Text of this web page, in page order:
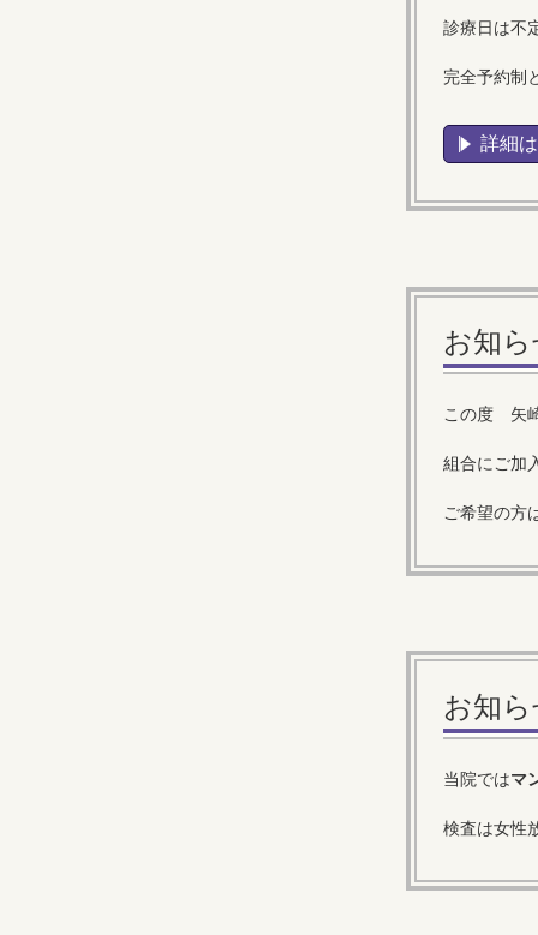
診療日は不
完全予約制
詳細
お知
この度 矢
組合にご加
ご希望の方
お知
当院ではマ
検査は女性